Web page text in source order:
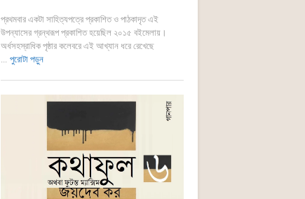
প্রথমবার একটা সাহিত্যপত্রে প্রকাশিত ও পাঠকাদৃত এই
উপন্যাসের গ্রন্থরূপ প্রকাশিত হয়েছিল ২০১৫ বইমেলায়।
অর্ধসহস্রাধিক পৃষ্ঠার কলেবরে এই আখ্যান ধরে রেখেছে
... পুরোটা পড়ুন